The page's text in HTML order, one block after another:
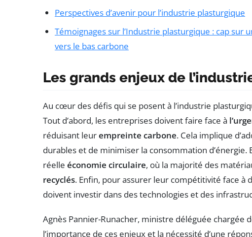
Perspectives d’avenir pour l’industrie plasturgique
Témoignages sur l’Industrie plasturgique : cap
vers le bas carbone
Les grands enjeux de
Au cœur des défis qui se posent à l’industrie
Tout d’abord, les entreprises doivent faire face à
réduisant leurempreinte carbone. Cela implique
durables et de minimiser la consommation d’énergie.
réelle économie circulaire, où la majorité des
recyclés. Enfin, pour assurer leur compétitivité face à
doivent investir dans des technologies et des
Agnès Pannier-Runacher, ministre déléguée chargée
l’importance de ces enjeux et la nécessité d’une